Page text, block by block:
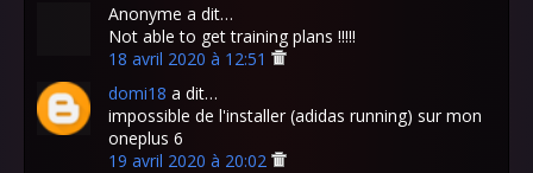
Anonyme a dit…
Not able to get training plans !!!!!
18 avril 2020 à 12:51
domi18 a dit…
impossible de l'installer (adidas running) sur mon
oneplus 6
19 avril 2020 à 20:02